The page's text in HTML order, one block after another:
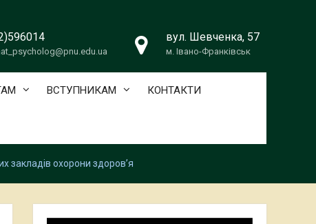
вул. Шевченка, 57
м. Івано-Франківськ
ВСТУПНИКАМ КОНТАКТИ
закладів охорони здоров’я